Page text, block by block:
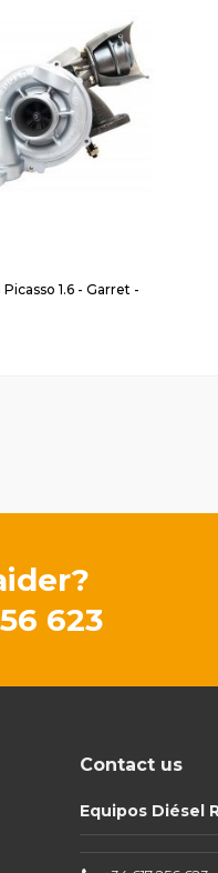
1.6 - Garret -
623
Contact us
Equipos Diésel